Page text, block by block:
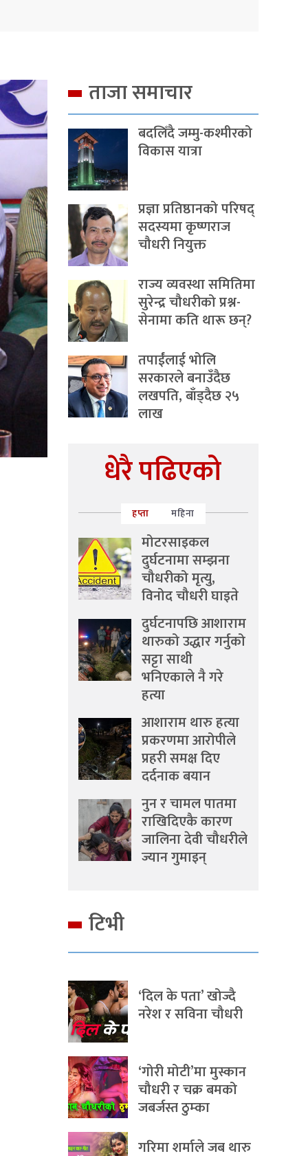
ताजा समाचार
बदलिँदै जम्मु-कश्मीरको
विकास यात्रा
प्रज्ञा प्रतिष्ठानको परिषद्
सदस्यमा कृष्णराज
चौधरी नियुक्त
राज्य व्यवस्था समितिमा
सुरेन्द्र चौधरीको प्रश्न-
सेनामा कति थारू छन्?
तपाईंलाई भोलि
सरकारले बनाउँदैछ
लखपति, बाँड्दैछ २५
लाख
धेरै पढिएको
हप्ता महिना
मोटरसाइकल
दुर्घटनामा सम्झना
चौधरीको मृत्यु,
विनोद चौधरी घाइते
दुर्घटनापछि आशाराम
थारुको उद्धार गर्नुको
सट्टा साथी
भनिएकाले नै गरे
हत्या
आशाराम थारु हत्या
प्रकरणमा आरोपीले
प्रहरी समक्ष दिए
दर्दनाक बयान
नुन र चामल पातमा
राखिदिएकै कारण
जालिना देवी चौधरीले
ज्यान गुमाइन्
टिभी
‘दिल के पता’ खोज्दै
नरेश र सविना चौधरी
‘गोरी मोटी’मा मुस्कान
चौधरी र चक्र बमको
जबर्जस्त ठुम्का
गरिमा शर्माले जब थारु